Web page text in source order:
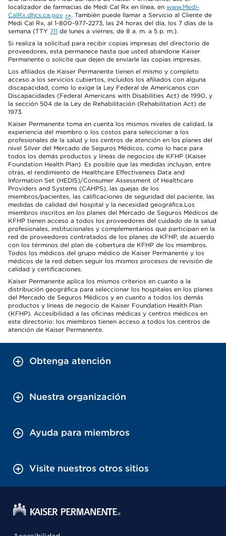
localizador de farmacias de Medi Cal Rx en línea, en www.Medi-
CalRx.dhcs.ca.gov
. También puede llamar a Servicio al Cliente de
Medi Cal Rx, al 1-800-977-2273, las 24 horas del día, los 7 días de la
semana (TTY 711 de lunes a viernes, de 8 a. m. a 5 p. m.).
Si realiza la solicitud para recibir copias impresas del directorio de
proveedores, esta permanece hasta que usted abandone Kaiser
Permanente o solicite que dejen de enviarle las copias impresas.
Los afiliados de Kaiser Permanente tienen el mismo y completo
acceso a los servicios cubiertos, incluidos los afiliados con alguna
discapacidad, como lo exige la Ley Federal de Americanos con
Discapacidades (Federal Americans with Disabilities Act) de 1990, y
la sección 504 de la Ley de Rehabilitación (Rehabilitation Act) de
1973.
Kaiser Permanente toma en cuenta los mismos niveles de calidad, la
experiencia del miembro o los costos para seleccionar a los
profesionales de la salud y los centros de atención en los planes del
nivel Silver del Mercado de Seguros Médicos, como lo hace para
todos los demás productos y líneas de negocios de KFHP (Kaiser
Foundation Health Plan). Es posible que las medidas incluyan, entre
otras, el rendimiento de Healthcare Effectiveness Data and
Information Set (HEDIS)/Consumer Assessment of Healthcare
Providers and Systems (CAHPS), las quejas de los
miembros/pacientes, las calificaciones de seguridad del paciente, las
medidas de calidad del hospital y la necesidad geográfica.Los
miembros inscritos en los planes del Mercado de Seguros Médicos de
KFHP tienen acceso a todos los proveedores del cuidado de la salud
profesionales, institucionales y complementarios que participan en la
red de proveedores contratados de los planes de KFHP, de acuerdo
con los términos del plan de cobertura de KFHP de los miembros.
Todos los médicos del grupo médico de Kaiser Permanente y los
médicos de la red deben seguir los mismos procesos de revisión de
calidad y certificaciones.
Kaiser Permanente aplica los mismos criterios en cuanto a la
distribución geográfica para seleccionar los hospitales en los planes
del Mercado de Seguros Médicos y en cuanto a todos los demás
productos y líneas de negocio de Kaiser Foundation Health Plan
(KFHP). Accesibilidad a las oficinas médicas y centros médicos en
este directorio: los miembros tienen acceso a todos los centros de
atención de Kaiser Permanente.
Obtenga atención
Nuestra organización
Ayuda para miembros
Visite nuestros otros sitios